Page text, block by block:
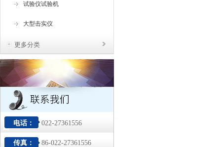
试验仪试验机
大型击实仪
更多分类
电话： 022-27361556
传真： 86-022-27361556